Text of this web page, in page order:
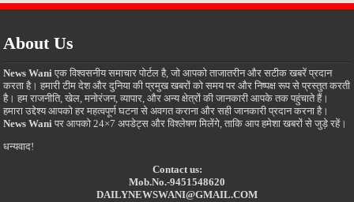
About Us
News Wani एक विश्वसनीय समाचार पोर्टल है, जो आपको ताजातरीन और सटीक खबरें प्रदान
करता है। हमारी टीम देश और दुनिया की प्रमुख खबरों को समय पर और निष्पक्ष रूप से प्रस्तुत करती
है। हम राजनीति, खेल, मनोरंजन, व्यापार, और अन्य क्षेत्रों की जानकारी आपके तक पहुंचाते हैं।
हमारा उद्देश्य आपको हर महत्वपूर्ण घटना से अवगत कराना और सही जानकारी प्रदान करना है।
News Wani पर आपको 24×7 अपडेट्स और विश्लेषण मिलेंगे, ताकि आप हमेशा खबरों से जुड़े रहें।
धन्यवाद!
Contact us:
Mob.No.-9451548620
DAILYNEWSWANI@GMAIL.COM